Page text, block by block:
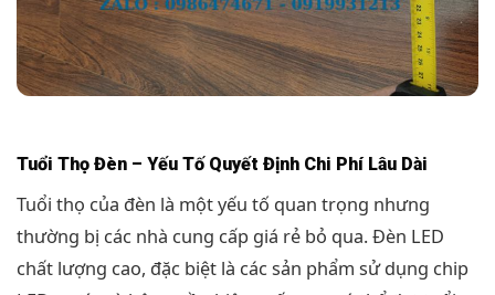
Tuổi Thọ Đèn – Yếu Tố Quyết Định Chi Phí Lâu Dài
Tuổi thọ của đèn là một yếu tố quan trọng nhưng
thường bị các nhà cung cấp giá rẻ bỏ qua. Đèn LED
chất lượng cao, đặc biệt là các sản phẩm sử dụng chip